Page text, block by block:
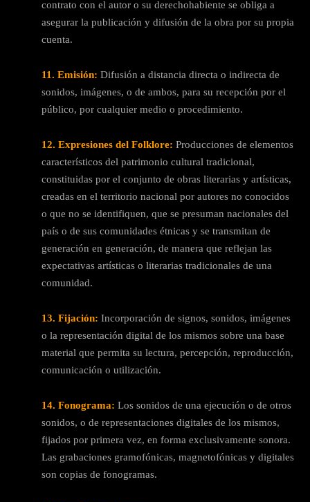
contrato con el autor o su derechohabiente se obliga a
asegurar la publicación y difusión de la obra por su propia
cuenta.
11. Emisión: Difusión a distancia directa o indirecta de
sonidos, imágenes, o de ambos, para su recepción por el
público, por cualquier medio o procedimiento.
12. Expresiones del Folklore: Producciones de elementos
característicos del patrimonio cultural tradicional,
constituidas por el conjunto de obras literarias y artísticas,
creadas en el territorio nacional por autores no conocidos
o que no se identifiquen, que se presuman nacionales del
país o de sus comunidades étnicas y se transmitan de
generación en generación, de manera que reflejan las
expectativas artísticas o literarias tradicionales de una
comunidad.
13. Fijación: Incorporación de signos, sonidos, imágenes
o la representación digital de los mismos sobre una base
material que permita su lectura, percepción, reproducción,
comunicación o utilización.
14. Fonograma: Los sonidos de una ejecución o de otros
sonidos, o de representaciones digitales de los mismos,
fijados por primera vez, en forma exclusivamente sonora.
Las grabaciones gramofónicas, magnetofónicas y digitales
son copias de fonogramas.